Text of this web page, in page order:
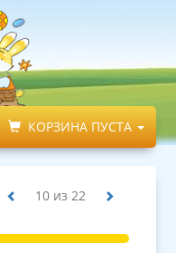
КОРЗИНА ПУСТА
10 из 22